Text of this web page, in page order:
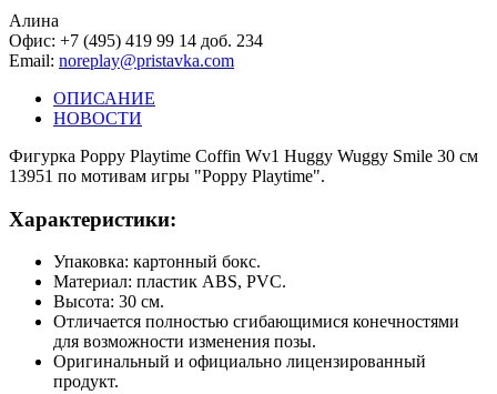
Алина
Офис: +7 (495) 419 99 14 доб. 234
Email: noreplay@pristavka.com
ОПИСАНИЕ
НОВОСТИ
Фигурка Poppy Playtime Coffin Wv1 Huggy Wuggy Smile 30 см
13951 по мотивам игры "Poppy Playtime".
Характеристики:
Упаковка: картонный бокс.
Материал: пластик ABS, PVC.
Высота: 30 см.
Отличается полностью сгибающимися конечностями
для возможности изменения позы.
Оригинальный и официально лицензированный
продукт.